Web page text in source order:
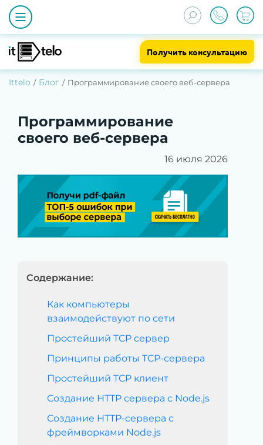
Получить консультацию
Ittelo Блог Программирование своего веб-сервера
Программирование
своего веб-сервера
16 июля 2026
Содержание:
Как компьютеры
взаимодействуют по сети
Простейший TCP сервер
Принципы работы TCP-сервера
Простейший TCP клиент
Создание HTTP сервера с Node.js
Создание HTTP-сервера с
фреймворками Node.js